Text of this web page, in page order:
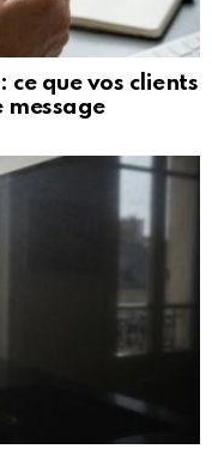
que vos clients